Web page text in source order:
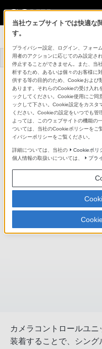
システムカメラ
トップ 商品一覧
シングルモードファイバーコネクター
HKCU-SM50
カメラコントロールユ
装着することで、シン
当社ウェブサイトでは快適な
す。
プライバシー設定、ログイン、フォー
用者のアクションに応じてのみ設定さ
停止することができません。また、当
析するため、あるいは個々のお客様に
供する等の目的のため、Cookieおよび
あります。それらのCookieの受け入れ
ックしてください。Cookie使用にご同
ックして下さい。Cookie設定をカスタ
ください。Cookieの設定をいつでも
よっては、このウェブサイトの機能の
ついては、当社のCookieポリシーをご
イバシーポリシーをご覧ください。
詳細については、当社の Cookieポリ
個人情報の取扱いについては、
プラ